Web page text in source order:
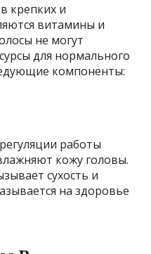
крепких и
витамины и
не могут
для нормального
компоненты:
работы
кожу головы.
сухость и
на здоровье